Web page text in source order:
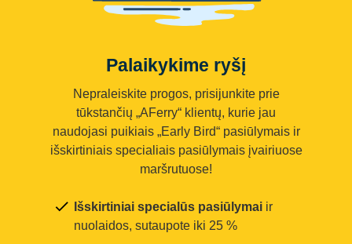
Palaikykime ryšį
Nepraleiskite progos, prisijunkite prie
tūkstančių „AFerry“ klientų, kurie jau
naudojasi puikiais „Early Bird“ pasiūlymais ir
išskirtiniais specialiais pasiūlymais įvairiuose
maršrutuose!
Išskirtiniai specialūs pasiūlymai ir
nuolaidos, sutaupote iki 25 %